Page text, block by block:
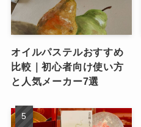
オイルパステルおすすめ
比較｜初心者向け使い方
と人気メーカー7選